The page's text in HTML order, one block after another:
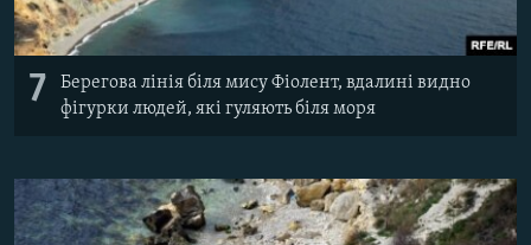
7
Берегова лінія біля мису Фіолент, вдалині видно
фігурки людей, які гуляють біля моря